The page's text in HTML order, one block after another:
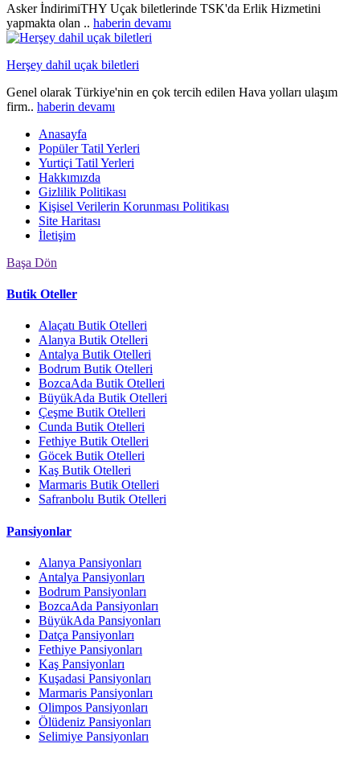
Asker İndirimiTHY Uçak biletlerinde TSK'da Erlik Hizmetini
yapmakta olan .. haberin devamı
Herşey dahil uçak biletleri
Genel olarak Türkiye'nin en çok tercih edilen Hava yolları ulaşım
firm.. haberin devamı
Anasayfa
Popüler Tatil Yerleri
Yurtiçi Tatil Yerleri
Hakkımızda
Gizlilik Politikası
Kişisel Verilerin Korunması Politikası
Site Haritası
İletişim
Başa Dön
Butik Oteller
Alaçatı Butik Otelleri
Alanya Butik Otelleri
Antalya Butik Otelleri
Bodrum Butik Otelleri
BozcaAda Butik Otelleri
BüyükAda Butik Otelleri
Çeşme Butik Otelleri
Cunda Butik Otelleri
Fethiye Butik Otelleri
Göcek Butik Otelleri
Kaş Butik Otelleri
Marmaris Butik Otelleri
Safranbolu Butik Otelleri
Pansiyonlar
Alanya Pansiyonları
Antalya Pansiyonları
Bodrum Pansiyonları
BozcaAda Pansiyonları
BüyükAda Pansiyonları
Datça Pansiyonları
Fethiye Pansiyonları
Kaş Pansiyonları
Kuşadasi Pansiyonları
Marmaris Pansiyonları
Olimpos Pansiyonları
Ölüdeniz Pansiyonları
Selimiye Pansiyonları